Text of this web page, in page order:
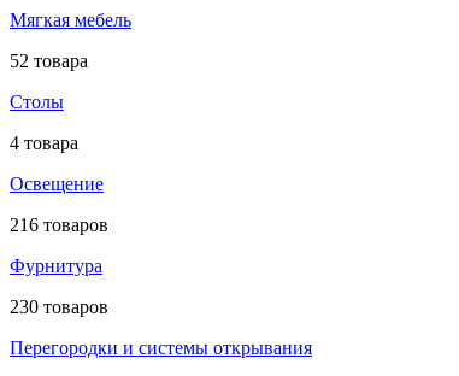
Мягкая мебель
52 товара
Столы
4 товара
Освещение
216 товаров
Фурнитура
230 товаров
Перегородки и системы открывания